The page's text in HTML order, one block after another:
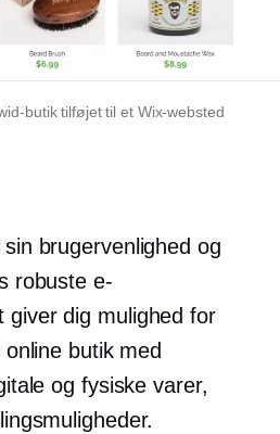
butik tilføjet til et Wix-websted
brugervenlighed og
robuste e-
dig mulighed for
butik med
og fysiske varer,